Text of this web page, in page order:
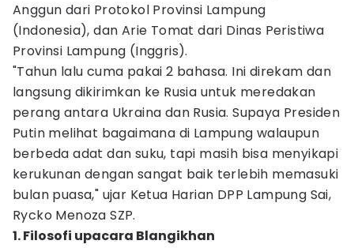
Anggun dari Protokol Provinsi Lampung
(Indonesia), dan Arie Tomat dari Dinas Peristiwa
Provinsi Lampung (Inggris).
"Tahun lalu cuma pakai 2 bahasa. Ini direkam dan
langsung dikirimkan ke Rusia untuk meredakan
perang antara Ukraina dan Rusia. Supaya Presiden
Putin melihat bagaimana di Lampung walaupun
berbeda adat dan suku, tapi masih bisa menyikapi
kerukunan dengan sangat baik terlebih memasuki
bulan puasa," ujar Ketua Harian DPP Lampung Sai,
Rycko Menoza SZP.
1. Filosofi upacara Blangikhan